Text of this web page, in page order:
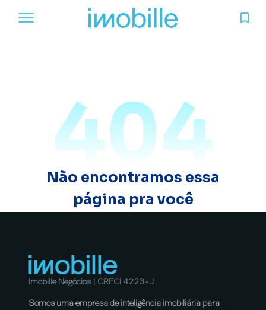
404
Não encontramos essa
página pra você
Imobille Negócios | CRECI 4223-J
Somos uma empresa de inteligência imobiliária para